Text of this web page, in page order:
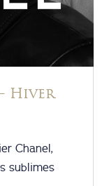
Hiver
Chanel,
sublimes